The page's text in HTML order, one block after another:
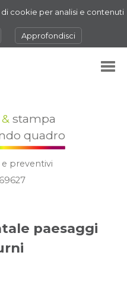
cookie per analisi e contenuti
Approfondisci
&stampa
quadro
e preventivi
paesaggi